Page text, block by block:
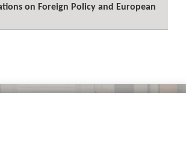
on Foreign Policy and European